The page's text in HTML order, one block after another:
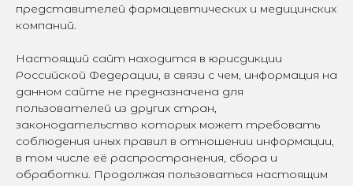
представителей фармацевтических и медицинских
компаний.
Настоящий сайт находится в юрисдикции
Российской Федерации, в связи с чем, информация на
данном сайте не предназначена для
пользователей из других стран,
законодательство которых может требовать
соблюдения иных правил в отношении информации,
в том числе её распространения, сбора и
обработки. Продолжая пользоваться настоящим